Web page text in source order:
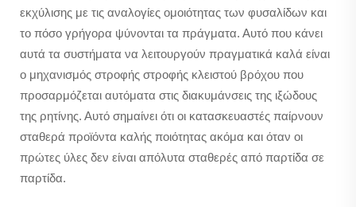
εκχύλισης με τις αναλογίες ομοιότητας των φυσαλίδων και
το πόσο γρήγορα ψύνονται τα πράγματα. Αυτό που κάνει
αυτά τα συστήματα να λειτουργούν πραγματικά καλά είναι
ο μηχανισμός στροφής στροφής κλειστού βρόχου που
προσαρμόζεται αυτόματα στις διακυμάνσεις της ιξώδους
της ρητίνης. Αυτό σημαίνει ότι οι κατασκευαστές παίρνουν
σταθερά προϊόντα καλής ποιότητας ακόμα και όταν οι
πρώτες ύλες δεν είναι απόλυτα σταθερές από παρτίδα σε
παρτίδα.